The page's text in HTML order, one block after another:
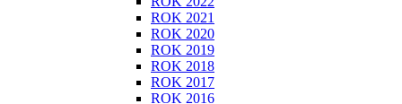
ROK 2021
ROK 2020
ROK 2019
ROK 2018
ROK 2017
ROK 2016